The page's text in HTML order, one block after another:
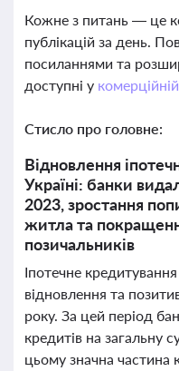
Кожне з питань — це
публікацій за день.
посиланнями та
доступні у
Стисло про головне:
Відновлення
Україні: банки
2023, зростання
житла та
позичальників
Іпотечне
відновлення та
року. За цей період
кредитів на загальну
цьому значна частина